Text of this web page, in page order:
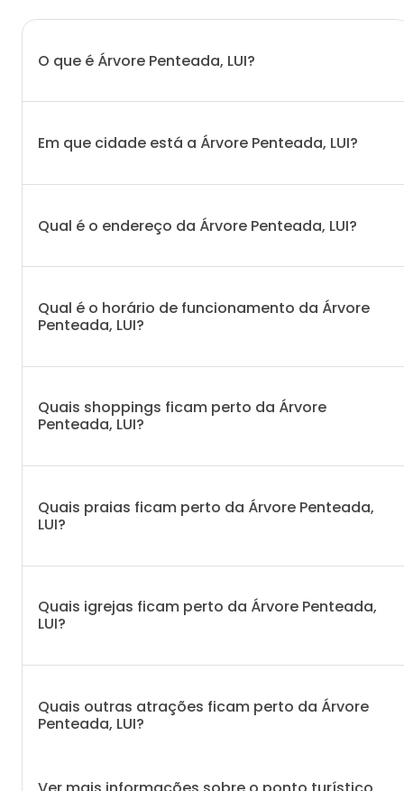
O que é Árvore Penteada, LUI?
Em que cidade está a Árvore Penteada, LUI?
Qual é o endereço da Árvore Penteada, LUI?
Qual é o horário de funcionamento da Árvore
Penteada, LUI?
Quais shoppings ficam perto da Árvore
Penteada, LUI?
Quais praias ficam perto da Árvore Penteada,
LUI?
Quais igrejas ficam perto da Árvore Penteada,
LUI?
Quais outras atrações ficam perto da Árvore
Penteada, LUI?